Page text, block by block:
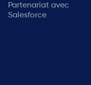
Partenariat avec
Salesforce